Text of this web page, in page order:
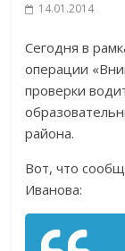
14.01.2014
Сегодня в
операции
проверки
района.
Вот, что
Иванова: